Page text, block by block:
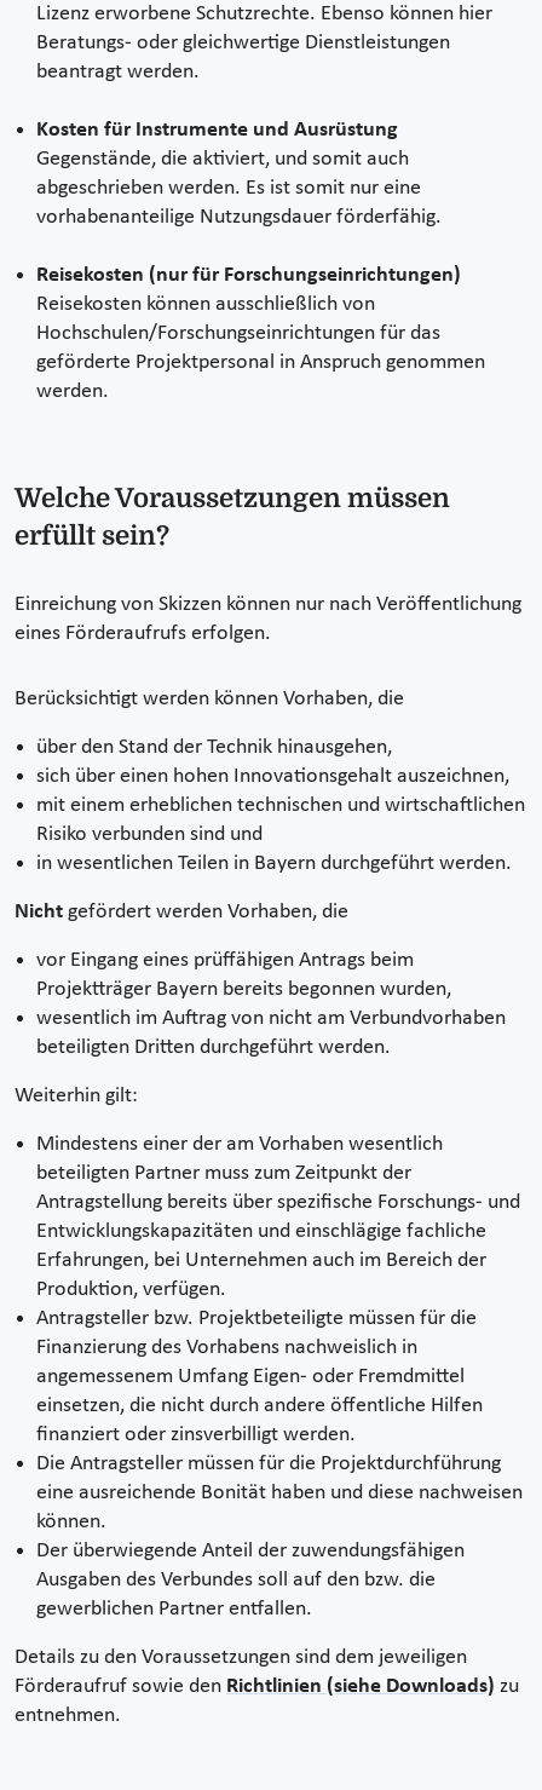
Lizenz erworbene Schutzrechte. Ebenso können hier
Beratungs- oder gleichwertige Dienstleistungen
beantragt werden.
Kosten für Instrumente und Ausrüstung
Gegenstände, die aktiviert, und somit auch
abgeschrieben werden. Es ist somit nur eine
vorhabenanteilige Nutzungsdauer förderfähig.
Reisekosten (nur für Forschungseinrichtungen)
Reisekosten können ausschließlich von
Hochschulen/Forschungseinrichtungen für das
geförderte Projektpersonal in Anspruch genommen
werden.
Welche Voraussetzungen müssen
erfüllt sein?
Einreichung von Skizzen können nur nach Veröffentlichung
eines Förderaufrufs erfolgen.
Berücksichtigt werden können Vorhaben, die
über den Stand der Technik hinausgehen,
sich über einen hohen Innovationsgehalt auszeichnen,
mit einem erheblichen technischen und wirtschaftlichen
Risiko verbunden sind und
in wesentlichen Teilen in Bayern durchgeführt werden.
Nicht gefördert werden Vorhaben, die
vor Eingang eines prüffähigen Antrags beim
Projektträger Bayern bereits begonnen wurden,
wesentlich im Auftrag von nicht am Verbundvorhaben
beteiligten Dritten durchgeführt werden.
Weiterhin gilt:
Mindestens einer der am Vorhaben wesentlich
beteiligten Partner muss zum Zeitpunkt der
Antragstellung bereits über spezifische Forschungs- und
Entwicklungskapazitäten und einschlägige fachliche
Erfahrungen, bei Unternehmen auch im Bereich der
Produktion, verfügen.
Antragsteller bzw. Projektbeteiligte müssen für die
Finanzierung des Vorhabens nachweislich in
angemessenem Umfang Eigen- oder Fremdmittel
einsetzen, die nicht durch andere öffentliche Hilfen
finanziert oder zinsverbilligt werden.
Die Antragsteller müssen für die Projektdurchführung
eine ausreichende Bonität haben und diese nachweisen
können.
Der überwiegende Anteil der zuwendungsfähigen
Ausgaben des Verbundes soll auf den bzw. die
gewerblichen Partner entfallen.
Details zu den Voraussetzungen sind dem jeweiligen
Förderaufruf sowie den Richtlinien (siehe Downloads) zu
entnehmen.